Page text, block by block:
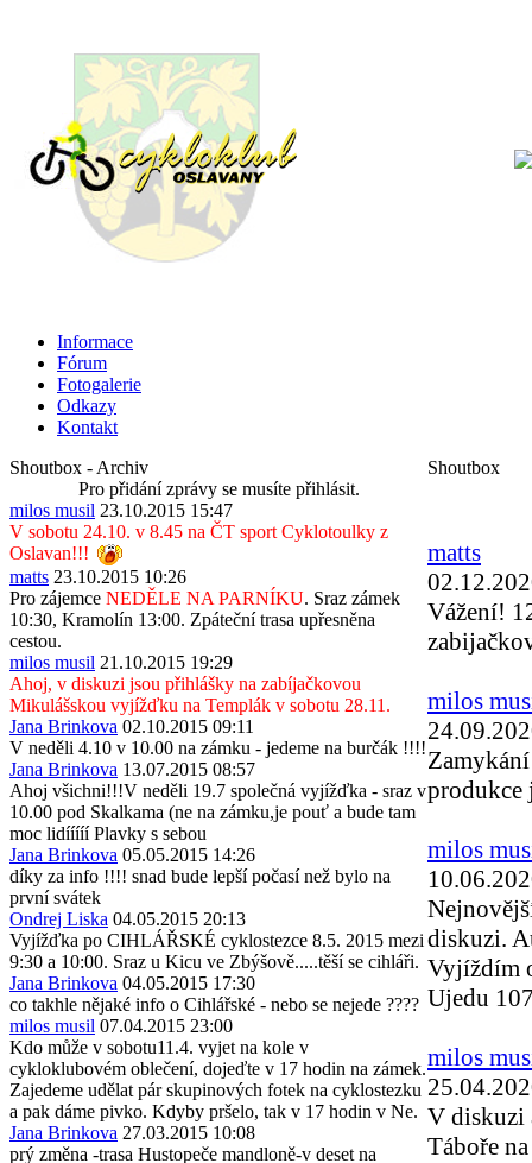
Informace
Fórum
Fotogalerie
Odkazy
Kontakt
Shoutbox - Archiv
Pro přidání zprávy se musíte přihlásit.
milos musil 23.10.2015 15:47
V sobotu 24.10. v 8.45 na ČT sport Cyklotoulky z
Oslavan!!!
matts 23.10.2015 10:26
Pro zájemce NEDĚLE NA PARNÍKU. Sraz zámek
10:30, Kramolín 13:00. Zpáteční trasa upřesněna
cestou.
milos musil 21.10.2015 19:29
Ahoj, v diskuzi jsou přihlášky na zabíjačkovou
Mikulášskou vyjížďku na Templák v sobotu 28.11.
Jana Brinkova 02.10.2015 09:11
V neděli 4.10 v 10.00 na zámku - jedeme na burčák !!!!
Jana Brinkova 13.07.2015 08:57
Ahoj všichni!!!V neděli 19.7 společná vyjížďka - sraz v
10.00 pod Skalkama (ne na zámku,je pouť a bude tam
moc lidííííí Plavky s sebou
Jana Brinkova 05.05.2015 14:26
díky za info !!!! snad bude lepší počasí než bylo na
první svátek
Ondrej Liska 04.05.2015 20:13
Vyjížďka po CIHLÁŘSKÉ cyklostezce 8.5. 2015 mezi
9:30 a 10:00. Sraz u Kicu ve Zbýšově.....těší se cihláři.
Jana Brinkova 04.05.2015 17:30
co takhle nějaké info o Cihlářské - nebo se nejede ????
milos musil 07.04.2015 23:00
Kdo může v sobotu11.4. vyjet na kole v
cykloklubovém oblečení, dojeďte v 17 hodin na zámek.
Zajedeme udělat pár skupinových fotek na cyklostezku
a pak dáme pivko. Kdyby pršelo, tak v 17 hodin v Ne.
Jana Brinkova 27.03.2015 10:08
prý změna -trasa Hustopeče mandloně-v deset na
Shoutbox
matts
Vážení!
milos
produkce
milos
diskuzi.
Vyjíždím
Ujedu
milos
V diskuzi
Táboře